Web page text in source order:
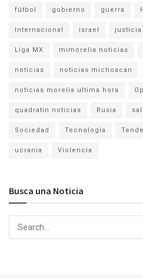
fútbol gobierno guerra
Internacional israel justicia
Liga MX mimorelia noticias
noticias noticias michoacan
noticias morelia ultima hora
quadratin noticias Rusia
Sociedad Tecnología
ucrania Violencia
Busca una Noticia